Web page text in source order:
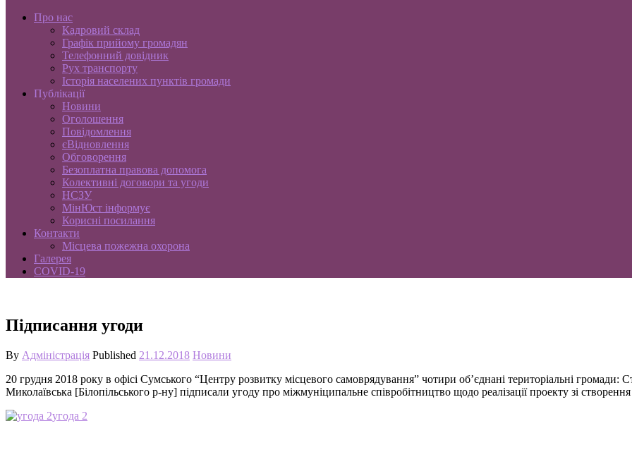
Про нас
Кадровий склад
Графік прийому громадян
Телефонний довідник
Рух транспорту
Історія населених пунктів громади
Публікації
Новини
Оголошення
Повідомлення
єВідновлення
Обговорення
Безоплатна правова допомога
Колективні договори та угоди
НСЗУ
МінЮст інформує
Корисні посилання
Контакти
Місцева пожежна охорона
Галерея
COVID-19
Підписання угоди
By Адміністрація Published 21.12.2018 Новини
20 грудня 2018 року в офісі Сумського “Центру розвитку місцевого самоврядування” чотири об’єднані територіальні громади:
Миколаївська [Білопільського р-ну] підписали угоду про міжмуніципальне співробітництво щодо реалізації проекту зі
угода 2